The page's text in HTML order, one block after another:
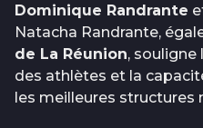
Dominique Randrante
Natacha Randrante,
de La Réunion,
des athlètes et la
les meilleures structures